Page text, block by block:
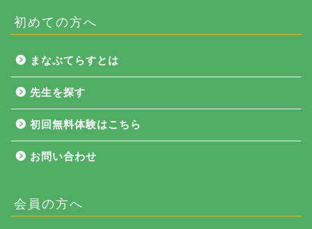
初めての方へ
まなぶてらすとは
先生を探す
初回無料体験はこちら
お問い合わせ
会員の方へ
NEWS